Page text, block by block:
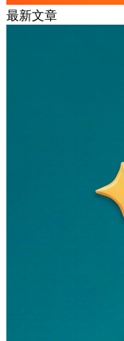
最新文章